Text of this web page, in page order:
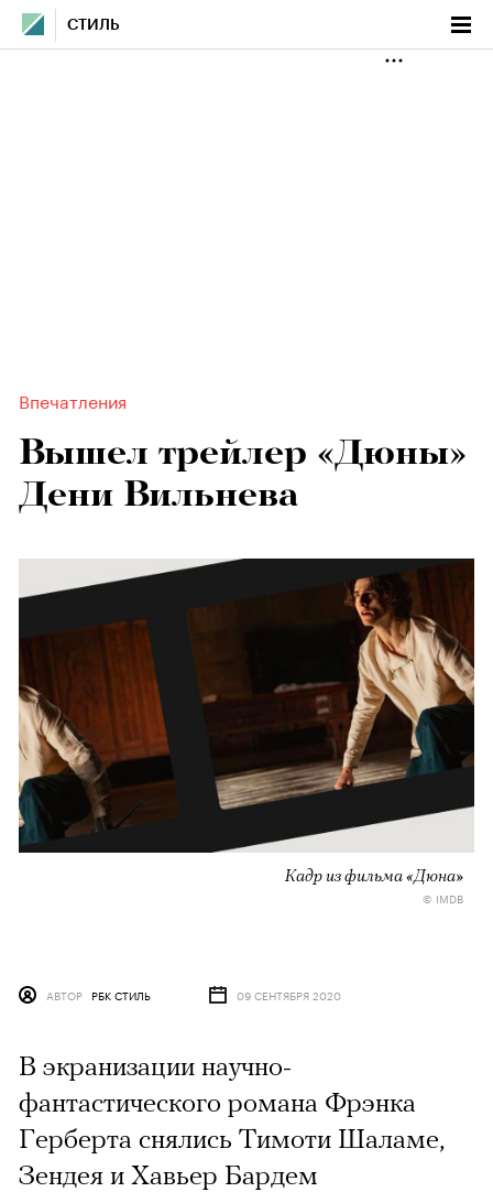
СТИЛЬ
Впечатления
Вышел трейлер «Дюны»
Дени Вильнева
Кадр из фильма «Дюна»
© IMDB
АВТОР РБК СТИЛЬ 09 СЕНТЯБРЯ 2020
В экранизации научно-
фантастического романа Фрэнка
Герберта снялись Тимоти Шаламе,
Зендея и Хавьер Бардем